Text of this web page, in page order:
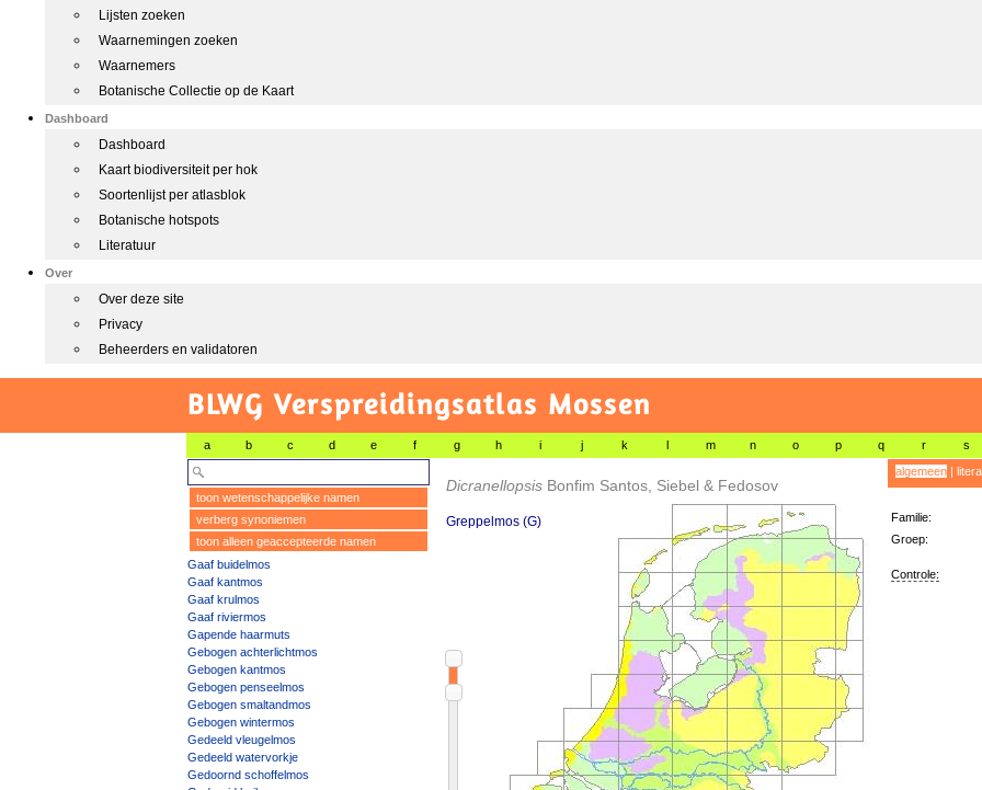
Lijsten zoeken
Waarnemingen zoeken
Waarnemers
Botanische Collectie op de Kaart
Dashboard
Dashboard
Kaart biodiversiteit per hok
Soortenlijst per atlasblok
Botanische hotspots
Literatuur
Over
Over deze site
Privacy
Beheerders en validatoren
BLWG Verspreidingsatlas Mossen
a b c d e f g h i j k l m n o p q r s
toon wetenschappelijke namen
verberg synoniemen
toon alleen geaccepteerde namen
Gaaf buidelmos
Gaaf kantmos
Gaaf krulmos
Gaaf riviermos
Gapende haarmuts
Gebogen achterlichtmos
Gebogen kantmos
Gebogen penseelmos
Gebogen smaltandmos
Gebogen wintermos
Gedeeld vleugelmos
Gedeeld watervorkje
Gedoornd schoffelmos
Dicranellopsis Bonfim Santos, Siebel & Fedosov
Greppelmos (G)
algemeen|
Familie:
Groep:
Controle: